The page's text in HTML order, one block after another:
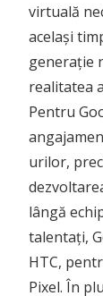
virtuală
același
generație
realitatea
Pentru
urilor,
lângă
talentați,
HTC,
Pixel. În